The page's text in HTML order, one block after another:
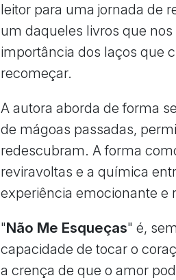
leitor para uma jornada de
um daqueles livros que
importância dos laços que
recomeçar.
A autora aborda de forma
de mágoas passadas,
redescubram. A forma
reviravoltas e a química
experiência emocionante e
"Não Me Esqueças" é,
capacidade de tocar o
a crença de que o amor